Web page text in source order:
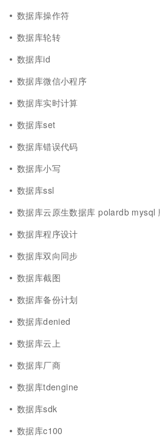
数据库操作符
数据库轮转
数据库id
数据库微信小程序
数据库实时计算
数据库set
数据库错误代码
数据库小写
数据库ssl
数据库云原生数据库 polardb mysql
数据库程序设计
数据库双向同步
数据库截图
数据库备份计划
数据库denied
数据库云上
数据库厂商
数据库tdengine
数据库sdk
数据库c100